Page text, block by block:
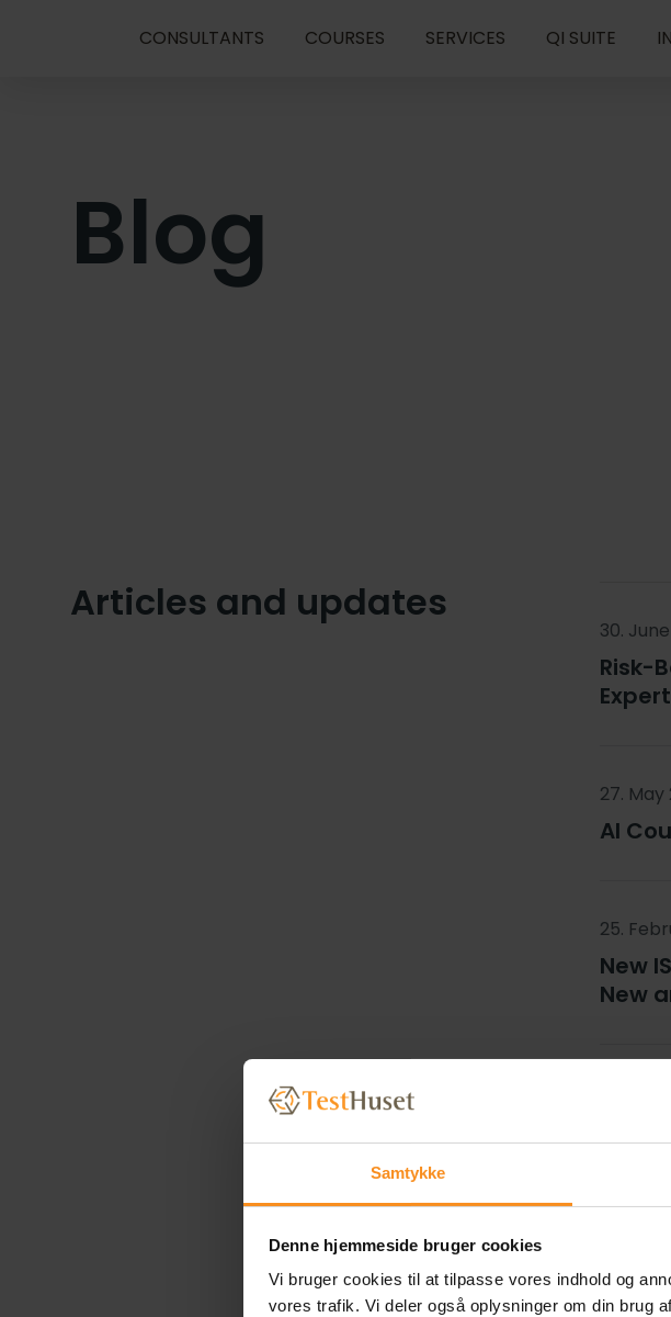
Samtykke
Denne hjemmeside bruger cookies
Vi bruger cookies til at tilpasse vores indhold og
vores trafik. Vi deler også oplysninger om din brug
CONSULTANTS COURSES SERVICES QI SUITE
Blog
Articles and updates
30.
Risk-
27. May
AI
25.
New
New
How